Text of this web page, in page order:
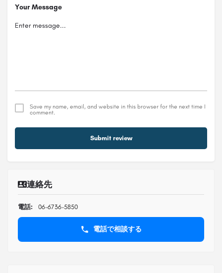
Your Message
Save my name, email, and website in this browser for the next time I
comment.
Submit review
連絡先
電話: 06-6736-5850
電話で相談する